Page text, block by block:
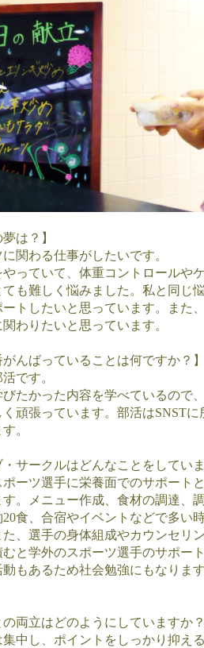
は？】
関わる仕事がしたいです。
やっていて、体重コントロールや
も難しく悩みました。私と同じ
トしたいと思っています。また
わりたいと思っています。
がんばっていることは何ですか？
です。
たかった内容を学べているので
頑張っています。部活はSNST
。
・サークルはどんなことをしてい
ーツ選手に栄養面でのサポート
す。メニュー作成、食材の調達、
20食、合宿やイベントなどで多い
た、選手の身体組成やカウンセリ
と学外のスポーツ選手のサポー
もあるため社会勉強にもなりま
の両立はどのようにしていますか
中し、ポイントをしっかり抑え